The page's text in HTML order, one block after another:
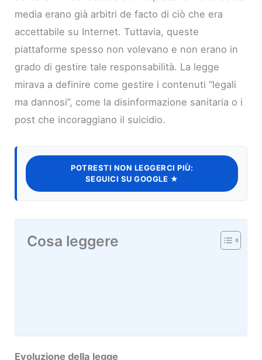
media erano già arbitri de facto di ciò che era
accettabile su Internet. Tuttavia, queste
piattaforme spesso non volevano e non erano in
grado di gestire tale responsabilità. La legge
mirava a definire come gestire i contenuti “legali
ma dannosi”, come la disinformazione sanitaria o i
post che incoraggiano il suicidio.
POTRESTI NON LEGGERCI PIÙ:
SEGUICI SU GOOGLE ★
Cosa leggere
Evoluzione della legge